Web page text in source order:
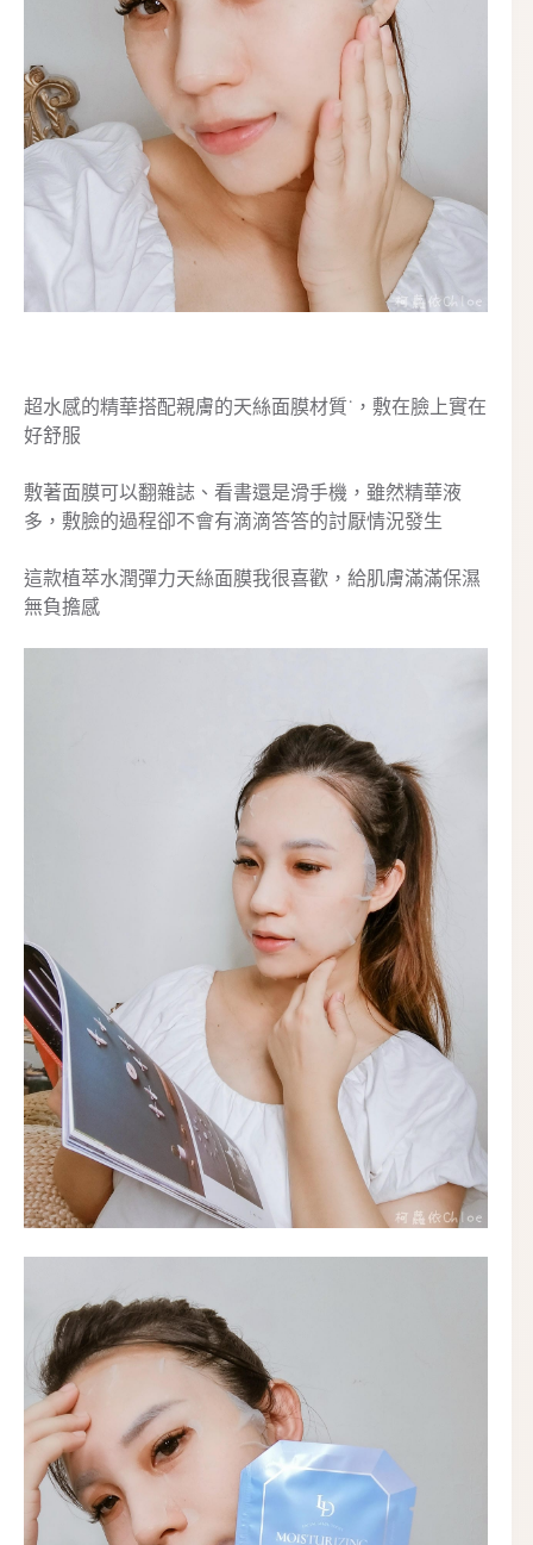
超水感的精華搭配親膚的天絲面膜材質˙，敷在臉上實在
好舒服
敷著面膜可以翻雜誌、看書還是滑手機，雖然精華液
多，敷臉的過程卻不會有滴滴答答的討厭情況發生
這款植萃水潤彈力天絲面膜我很喜歡，給肌膚滿滿保濕
無負擔感